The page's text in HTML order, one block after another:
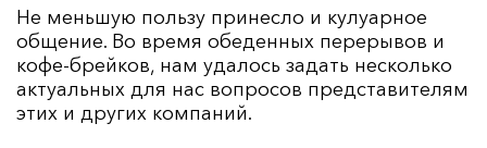
Не меньшую пользу принесло и кулуарное
общение. Во время обеденных перерывов и
кофе-брейков, нам удалось задать несколько
актуальных для нас вопросов представителям
этих и других компаний.